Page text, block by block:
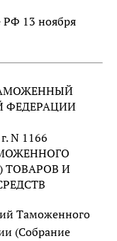
РФ 13 ноября
ФЕДЕРАЦИИ
N 1166
ТОВАРОВ И
Таможенного
(Собрание